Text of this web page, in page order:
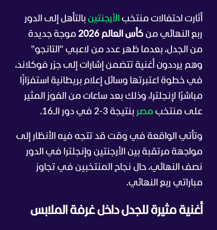
أثارت احتفالات منتخب الأرجنتين بالتأهل إلى الدور
ربع النهائي من كأس العالم 2026
موجة جديدة
من الجدل، بعدما ظهر عدد من لاعبي "التانجو"
وهم يرددون أغنية تتضمن إشارات إلى جزر فوكلاند،
في خطوة اعتبرتها وسائل إعلام بريطانية استفزازًا
مباشرًا لإنجلترا، وذلك بعد ساعات من الفوز المثير
على منتخب مصر بنتيجة 3-2 في دور الـ16.
وتأتي الواقعة في وقت قد تتجه فيه الأنظار إلى
مواجهة مرتقبة بين الأرجنتين وإنجلترا في الدور
نصف النهائي، حال نجاح المنتخبين في تجاوز
مباراتي ربع النهائي.
أغنية مثيرة للجدل داخل غرفة الملابس